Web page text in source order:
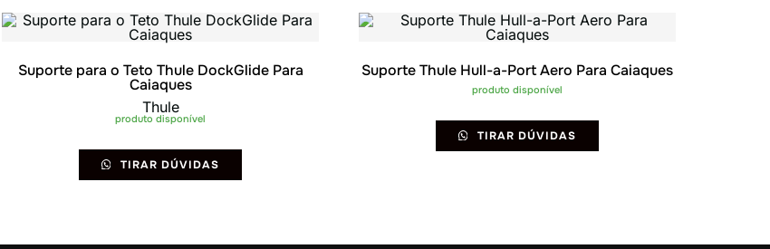
Suporte para o Teto Thule DockGlide Para
Caiaques
Thule
produto disponível
TIRAR DÚVIDAS
Suporte Thule Hull-a-Port Aero Para Caiaques
produto disponível
TIRAR DÚVIDAS